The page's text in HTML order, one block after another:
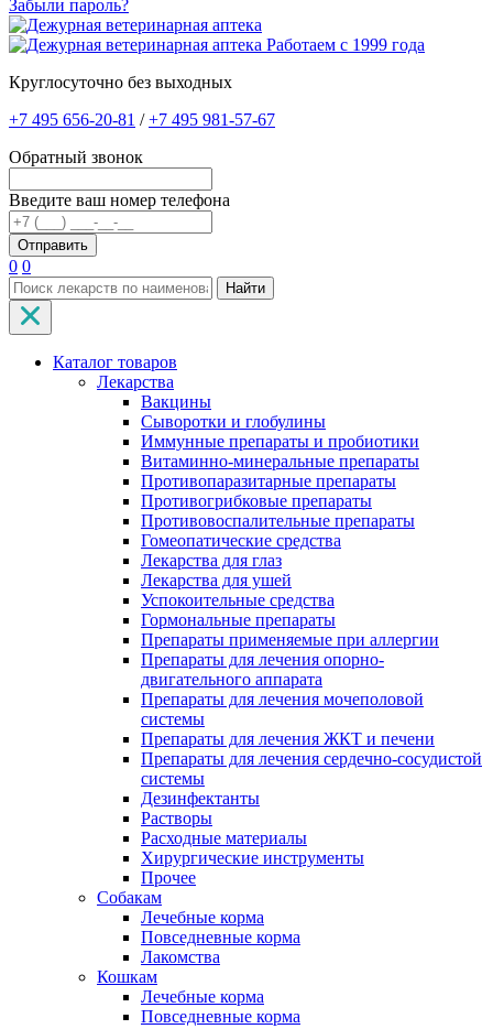
Забыли пароль?
Работаем с 1999 года
Круглосуточно без выходных
+7 495 656-20-81 /+7 495 981-57-67
Обратный звонок
Введите ваш номер телефона
0 0
Найти
Каталог товаров
Лекарства
Вакцины
Сыворотки и глобулины
Иммунные препараты и пробиотики
Витаминно-минеральные препараты
Противопаразитарные препараты
Противогрибковые препараты
Противовоспалительные препараты
Гомеопатические средства
Лекарства для глаз
Лекарства для ушей
Успокоительные средства
Гормональные препараты
Препараты применяемые при аллергии
Препараты для лечения опорно-
двигательного аппарата
Препараты для лечения мочеполовой
системы
Препараты для лечения ЖКТ и печени
Препараты для лечения сердечно-сосудистой
системы
Дезинфектанты
Растворы
Расходные материалы
Хирургические инструменты
Прочее
Собакам
Лечебные корма
Повседневные корма
Лакомства
Кошкам
Лечебные корма
Повседневные корма